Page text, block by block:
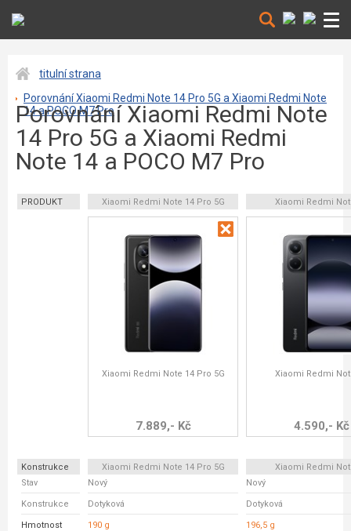
titulní strana
Porovnání Xiaomi Redmi Note 14 Pro 5G a Xiaomi Redmi Note
14 a POCO M7 Pro
Porovnání Xiaomi Redmi Note
14 Pro 5G a Xiaomi Redmi
Note 14 a POCO M7 Pro
PRODUKT Xiaomi Redmi Note 14 Pro 5G Xiaomi Redmi
Xiaomi Redmi Note 14 Pro 5G
7.889,- Kč
Xiaomi Redmi
4.590,- Kč
Konstrukce Xiaomi Redmi Note 14 Pro 5G
Xiaomi Redmi
Stav
Nový Nový
Konstrukce Dotyková Dotyková
Hmotnost 190 g 196,5 g